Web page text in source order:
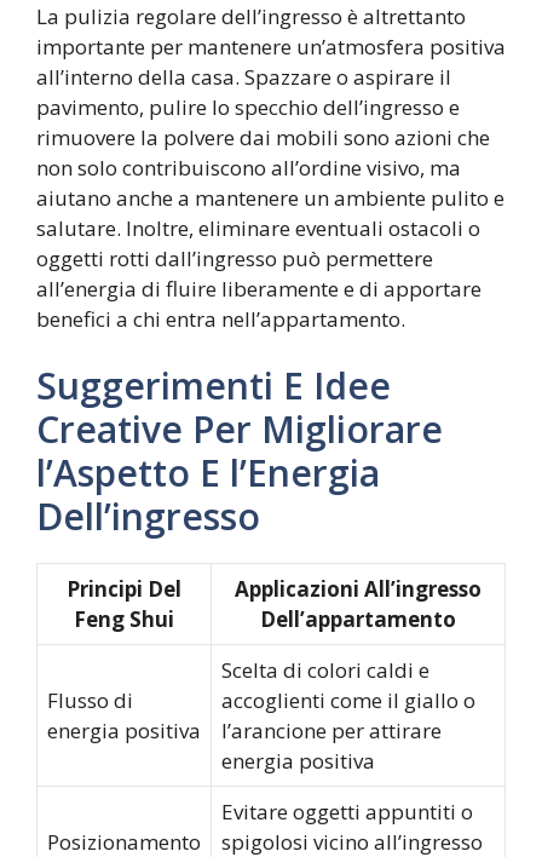
La pulizia regolare dell’ingresso è altrettanto
importante per mantenere un’atmosfera positiva
all’interno della casa. Spazzare o aspirare il
pavimento, pulire lo specchio dell’ingresso e
rimuovere la polvere dai mobili sono azioni che
non solo contribuiscono all’ordine visivo, ma
aiutano anche a mantenere un ambiente pulito e
salutare. Inoltre, eliminare eventuali ostacoli o
oggetti rotti dall’ingresso può permettere
all’energia di fluire liberamente e di apportare
benefici a chi entra nell’appartamento.
Suggerimenti E Idee
Creative Per Migliorare
l’Aspetto E l’Energia
Dell’ingresso
Principi Del
Feng Shui
Applicazioni All’ingresso
Dell’appartamento
Flusso di
energia positiva
Scelta di colori caldi e
accoglienti come il giallo o
l’arancione per attirare
energia positiva
Posizionamento
Evitare oggetti appuntiti o
spigolosi vicino all’ingresso